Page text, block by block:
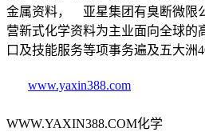
金属资料， 亚星集团有臭断微限
营新式化学资料为主业面向全球的
口及技能服务等项事务遍及五大洲
www.yaxin388.com
WWW.YAXIN388.COM化学